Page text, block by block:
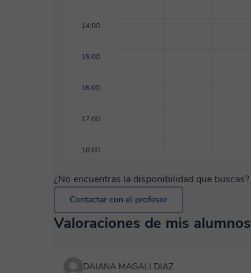
14:00
15:00
16:00
17:00
18:00
¿No encuentras la disponibilidad que buscas?
Contactar con el profesor
Valoraciones de mis alumnos
DAIANA MAGALI DIAZ